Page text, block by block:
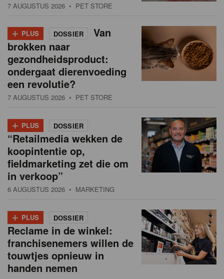
7 AUGUSTUS 2026 • PET STORE
+ PLUS DOSSIER
Van
brokken naar
gezondheidsproduct:
ondergaat dierenvoeding
een revolutie?
7 AUGUSTUS 2026 • PET STORE
+ PLUS DOSSIER
“Retailmedia wekken de
koopintentie op,
fieldmarketing zet die om
in verkoop”
6 AUGUSTUS 2026 • MARKETING
+ PLUS DOSSIER
Reclame in de winkel:
franchisenemers willen de
touwtjes opnieuw in
handen nemen